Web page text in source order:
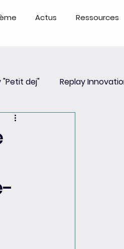
Actus Ressources
"Petit dej" Replay